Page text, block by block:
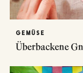
GEMÜSE
Überbackene